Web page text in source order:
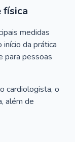
física
medidas
início da prática
para pessoas
cardiologista, o
além de